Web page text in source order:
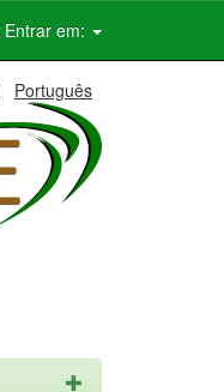
Entrar em:
Português